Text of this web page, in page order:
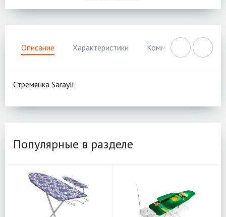
Описание Характеристики Комментарии
Стремянка Sarayli
Популярные в разделе